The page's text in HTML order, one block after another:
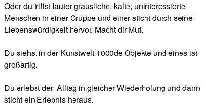
Oder du triffst lauter grausliche, kalte, uninteressierte
Menschen in einer Gruppe und einer sticht durch seine
Liebenswürdigkeit hervor. Macht dir Mut.
Du siehst in der Kunstwelt 1000de Objekte und eines ist
großartig.
Du erlebst den Alltag in gleicher Wiederholung und dann
sticht ein Erlebnis heraus.